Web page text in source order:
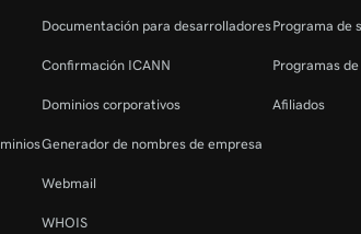
Documentación para desarrolladores
Confirmación ICANN
Dominios corporativos
Generador de nombres de empresa
Webmail
WHOIS
Programa de
Programas
Afiliados